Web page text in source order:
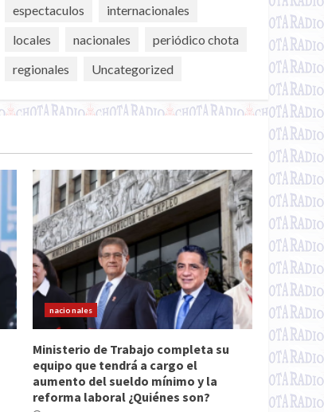
espectaculos
internacionales
locales
nacionales
periódico chota
regionales
Uncategorized
nacionales
Ministerio de Trabajo completa su
equipo que tendrá a cargo el
aumento del sueldo mínimo y la
reforma laboral ¿Quiénes son?